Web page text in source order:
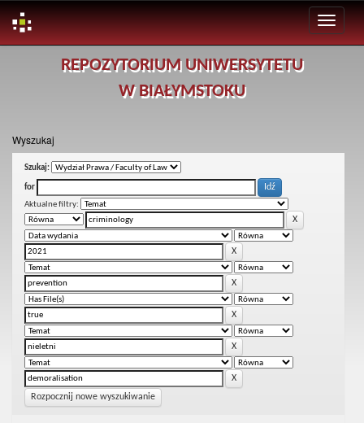
REPOZYTORIUM UNIWERSYTETU
W BIAŁYMSTOKU
Wyszukaj
Szukaj:
for
Aktualne filtry:
Rozpocznij nowe wyszukiwanie